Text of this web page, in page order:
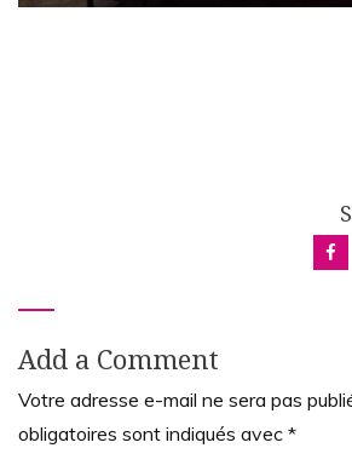
Add a Comment
Votre adresse e-mail ne sera pas
obligatoires sont indiqués avec *